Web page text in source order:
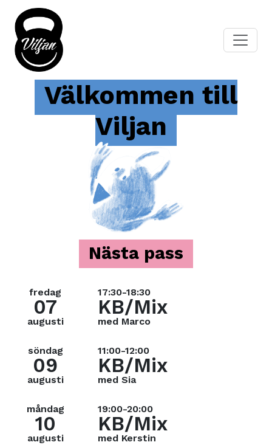
Välkommen till
Viljan
Nästa pass
fredag
07
augusti
17:30-18:30
KB/Mix
med Marco
söndag
09
augusti
11:00-12:00
KB/Mix
med Sia
måndag
10
augusti
19:00-20:00
KB/Mix
med Kerstin